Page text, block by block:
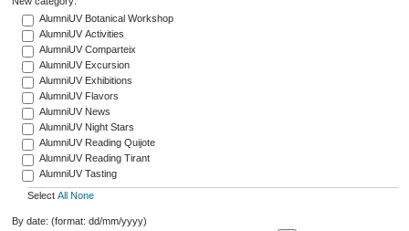
AlumniUV Botanical Workshop
AlumniUV Activities
AlumniUV Comparteix
AlumniUV Excursion
AlumniUV Exhibitions
AlumniUV Flavors
AlumniUV News
AlumniUV Night Stars
AlumniUV Reading Quijote
AlumniUV Reading Tirant
AlumniUV Tasting
Select All None
By date: (format: dd/mm/yyyy)